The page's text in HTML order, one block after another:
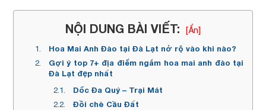
NỘI DUNG BÀI VIẾT:
[Ẩn]
Hoa Mai Anh Đào tại Đà Lạt nở rộ vào khi nào?
Gợi ý top 7+ địa điểm ngắm hoa mai anh đào tại
Đà Lạt đẹp nhất
Dốc Đa Quý – Trại Mát
Đồi chè Cầu Đất